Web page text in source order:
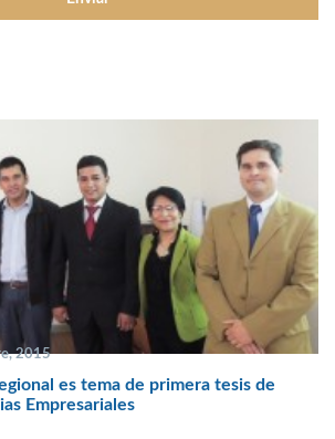
2015
es tema de primera tesis de
Empresariales